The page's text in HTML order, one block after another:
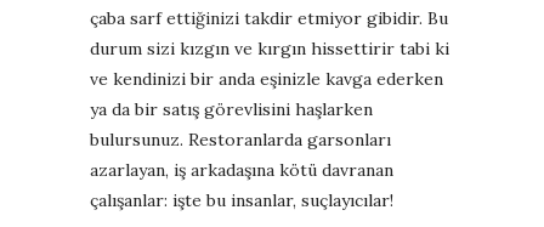
çaba sarf ettiğinizi takdir etmiyor gibidir. Bu
durum sizi kızgın ve kırgın hissettirir tabi ki
ve kendinizi bir anda eşinizle kavga ederken
ya da bir satış görevlisini haşlarken
bulursunuz. Restoranlarda garsonları
azarlayan, iş arkadaşına kötü davranan
çalışanlar: işte bu insanlar, suçlayıcılar!